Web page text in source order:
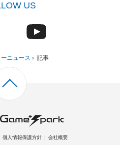
US
ニュース › 記事
個人情報保護方針 会社概要